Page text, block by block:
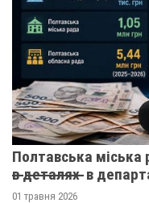
Полтавська міська
в̶ ̶д̶е̶т̶а̶л̶я̶х̶ ̶ в
01 травня 2026